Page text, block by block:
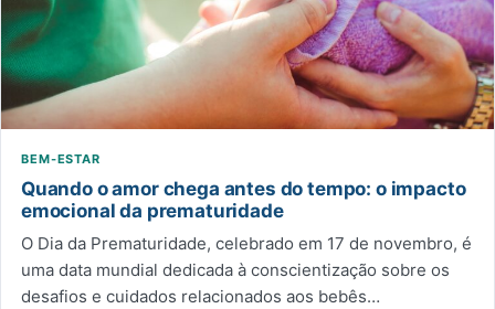
BEM-ESTAR
Quando o amor chega antes do tempo: o impacto
emocional da prematuridade
O Dia da Prematuridade, celebrado em 17 de novembro, é
uma data mundial dedicada à conscientização sobre os
desafios e cuidados relacionados aos bebês…